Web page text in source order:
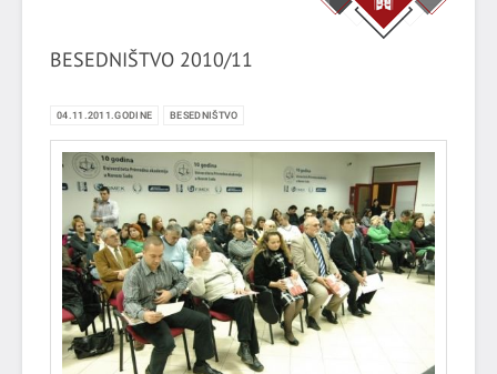
BESEDNIŠTVO 2010/11
04.11.2011.GODINE BESEDNIŠTVO